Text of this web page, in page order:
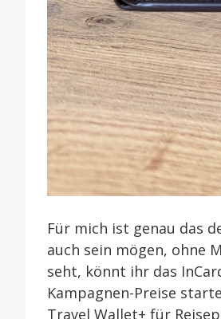
Für mich ist genau das
auch sein mögen, ohne
seht, könnt ihr das
Kampagnen-Preise
Travel Wallet+ für